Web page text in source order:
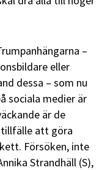
–
eller
dessa – som nu
sociala medier är
är de
att göra
Försöken, inte
Strandhäll (S),